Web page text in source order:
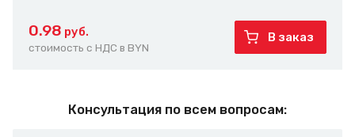
0.98 руб.
стоимость с НДС в BYN
В заказ
Консультация по всем вопросам: